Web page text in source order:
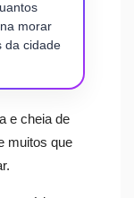
morar
da cidade
e cheia de
muitos que